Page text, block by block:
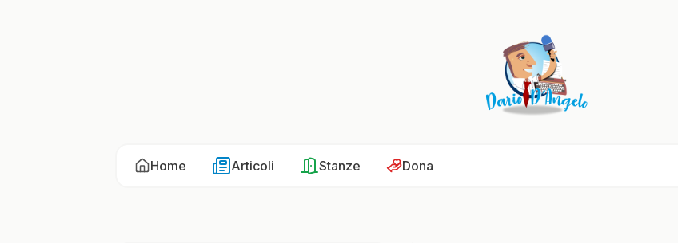
Home Articoli Stanze Dona